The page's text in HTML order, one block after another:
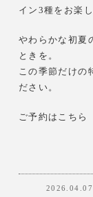
イン3種をお楽
やわらかな初夏
ときを。
この季節だけの
ださい。
ご予約はこちら
2026.04.07